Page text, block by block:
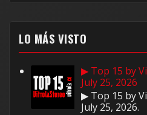
LO MÁS VISTO
▶ Top 15 by
July 25, 2026
▶ Top 15 by
July 25, 2026.